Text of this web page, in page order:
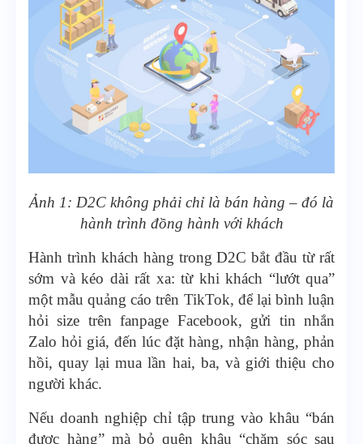
Ảnh 1: D2C không phải chỉ là bán hàng – đó là
hành trình đồng hành với khách
Hành trình khách hàng trong D2C bắt đầu từ rất
sớm và kéo dài rất xa: từ khi khách “lướt qua”
một mẫu quảng cáo trên TikTok, để lại bình luận
hỏi size trên fanpage Facebook, gửi tin nhắn
Zalo hỏi giá, đến lúc đặt hàng, nhận hàng, phản
hồi, quay lại mua lần hai, ba, và giới thiệu cho
người khác.
Nếu doanh nghiệp chỉ tập trung vào khâu “bán
được hàng” mà bỏ quên khâu “chăm sóc sau